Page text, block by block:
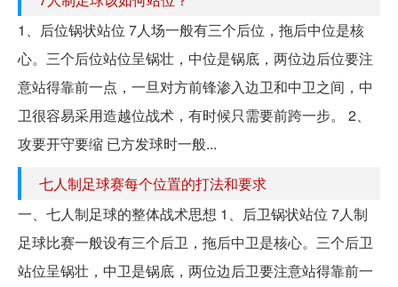
1、后位锅状站位 7人场一般有三个后位，拖后中位是核
心。三个后位站位呈锅壮，中位是锅底，两位边后位要注
意站得靠前一点，一旦对方前锋渗入边卫和中卫之间，中
卫很容易采用造越位战术，有时候只需要前跨一步。 2、
攻要开守要缩 已方发球时一般...
七人制足球赛每个位置的打法和要求
一、七人制足球的整体战术思想 1、后卫锅状站位 7人制
足球比赛一般设有三个后卫，拖后中卫是核心。三个后卫
站位呈锅壮，中卫是锅底，两位边后卫要注意站得靠前一